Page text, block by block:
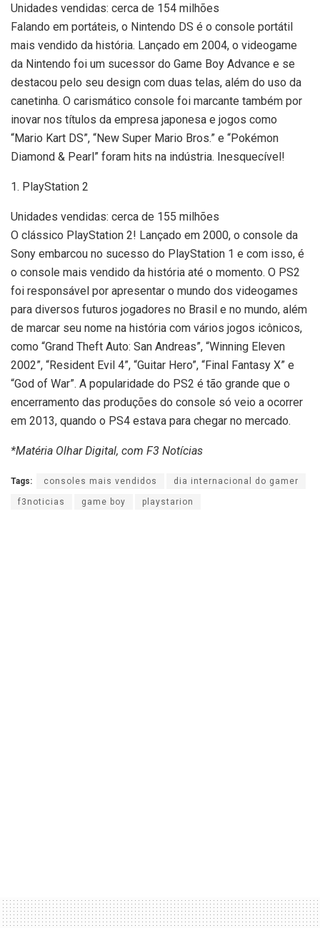
Unidades vendidas: cerca de 154 milhões
Falando em portáteis, o Nintendo DS é o console portátil
mais vendido da história. Lançado em 2004, o videogame
da Nintendo foi um sucessor do Game Boy Advance e se
destacou pelo seu design com duas telas, além do uso da
canetinha. O carismático console foi marcante também por
inovar nos títulos da empresa japonesa e jogos como
“Mario Kart DS”, “New Super Mario Bros.” e “Pokémon
Diamond & Pearl” foram hits na indústria. Inesquecível!
1. PlayStation 2
Unidades vendidas: cerca de 155 milhões
O clássico PlayStation 2! Lançado em 2000, o console da
Sony embarcou no sucesso do PlayStation 1 e com isso, é
o console mais vendido da história até o momento. O PS2
foi responsável por apresentar o mundo dos videogames
para diversos futuros jogadores no Brasil e no mundo, além
de marcar seu nome na história com vários jogos icônicos,
como “Grand Theft Auto: San Andreas”, “Winning Eleven
2002”, “Resident Evil 4”, “Guitar Hero”, “Final Fantasy X” e
“God of War”. A popularidade do PS2 é tão grande que o
encerramento das produções do console só veio a ocorrer
em 2013, quando o PS4 estava para chegar no mercado.
*Matéria Olhar Digital, com F3 Notícias
Tags: consoles mais vendidos dia internacional do gamer
f3noticias game boy playstarion